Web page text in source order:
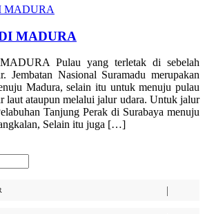
MADURA
Pulau yang terletak di sebelah
Jembatan Nasional Suramadu merupakan
Madura, selain itu untuk menuju pulau
laut ataupun melalui jalur udara. Untuk jalur
Tanjung Perak di Surabaya menuju
Selain itu juga […]